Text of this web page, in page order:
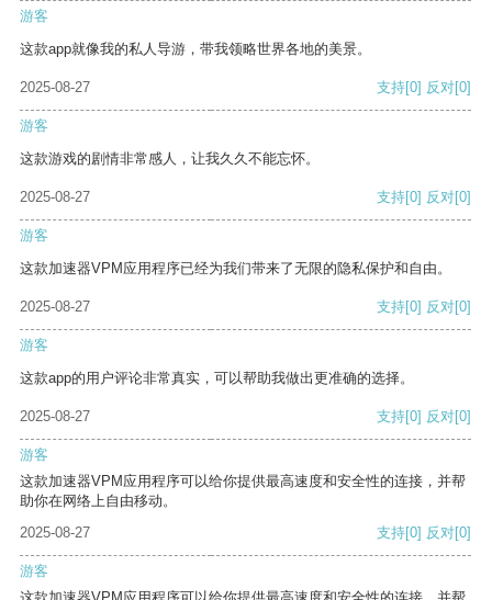
游客
这款app就像我的私人导游，带我领略世界各地的美景。
2025-08-27 支持[0] 反对[0]
游客
这款游戏的剧情非常感人，让我久久不能忘怀。
2025-08-27 支持[0] 反对[0]
游客
这款加速器VPM应用程序已经为我们带来了无限的隐私保护和自由。
2025-08-27 支持[0] 反对[0]
游客
这款app的用户评论非常真实，可以帮助我做出更准确的选择。
2025-08-27 支持[0] 反对[0]
游客
这款加速器VPM应用程序可以给你提供最高速度和安全性的连接，并帮
助你在网络上自由移动。
2025-08-27
支持[0] 反对[0]
游客